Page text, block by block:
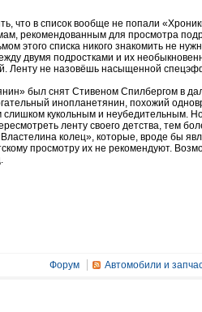
что в список вообще не попали
рекомендованным для просмотра
этого списка никого знакомить не
двумя подростками и их
Ленту не назовёшь насыщенной
был снят Стивеном Спилбергом в
инопланетянин, похожий
кукольным и неубедительным.
ленту своего детства, тем
колец», которые, вроде бы
просмотру их не рекомендуют.
Форум Автомобили и